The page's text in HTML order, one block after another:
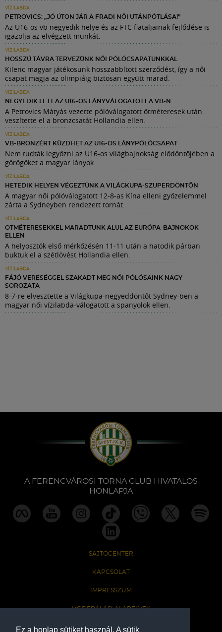
Ez a honlap sütiket használ. A sütik
VÍZILABDA
PETROVICS: „JÓ ÚTON JÁR A FRADI NŐI UTÁNPÓTLÁSA!”
Az U16-os vb negyedik helye és az FTC fiataljainak fejlődése is
igazolja az elvégzett munkát.
VÍZILABDA
HOSSZÚ TÁVRA TERVEZÜNK NŐI PÓLÓCSAPATUNKKAL
Kilenc magyar játékosunk hosszabbított szerződést, így a női
csapat magja az olimpiáig biztosan együtt marad.
VÍZILABDA
NEGYEDIK LETT AZ U16-OS LÁNYVÁLOGATOTT A VB-N
A Petrovics Mátyás vezette pólóválogatott ötméteresek után
veszítette el a bronzcsatát Hollandia ellen.
VÍZILABDA
VB-BRONZÉRT KÜZDHET AZ U16-OS LÁNYPÓLÓCSAPAT
Nem tudták legyőzni az U16-os világbajnokság elődöntőjében a
görögöket a magyar lányok.
VÍZILABDA
HETEDIK HELYEN VÉGEZTÜNK A VILÁGKUPA-SZUPERDÖNTŐN
A magyar női pólóválogatott 12-8-as Kína elleni győzelemmel
zárta a Sydneyben rendezett tornát.
VÍZILABDA
ÖTMÉTERESEKKEL MARADTUNK ALUL AZ EURÓPA-BAJNOKOK
ELLEN
A helyosztók első mérkőzésén 11-11 után a hatodik párban
buktuk el a szétlövést Hollandia ellen.
VÍZILABDA
FÁJÓ VERESÉGGEL SZAKADT MEG NŐI PÓLÓSAINK NAGY
SOROZATA
8-7-re elvesztette a Világkupa-negyeddöntőt Sydney-ben a
magyar női vízilabda-válogatott a spanyolok ellen.
A FERENCVÁROSI TORNA CLUB HIVATALOS
HONLAPJA
SAJTÓCENTER
KAPCSOLAT
IMPRESSZUM
MODERÁLÁSI ALAPELVEK
HONLAP ADATKEZELÉSI TÁJÉKOZTATÓ